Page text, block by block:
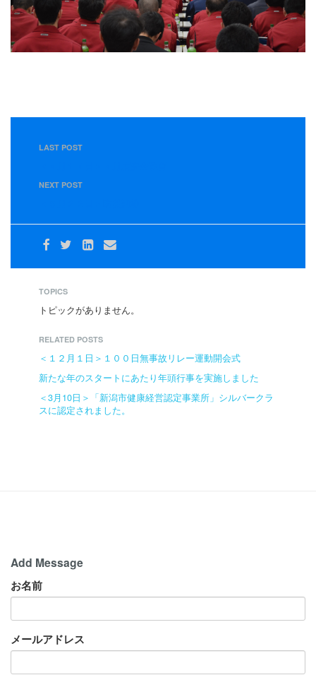
LAST POST
NEXT POST
TOPICS
トピックがありません。
RELATED POSTS
＜１２月１日＞１００日無事故リレー運動開会式
新たな年のスタートにあたり年頭行事を実施しました
＜3月10日＞「新潟市健康経営認定事業所」シルバークラ
スに認定されました。
Add Message
お名前
メールアドレス